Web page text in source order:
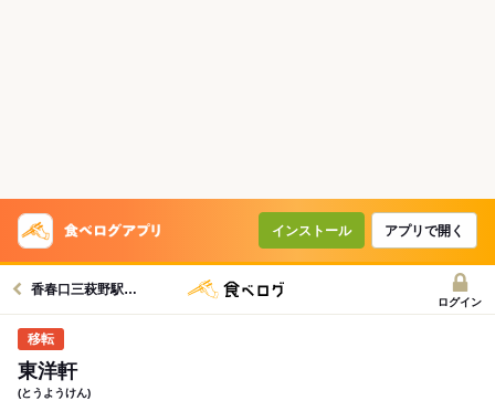
インストール アプリで開く
香春口三萩野駅グルメへ
ログイン
東洋軒
(とうようけん)